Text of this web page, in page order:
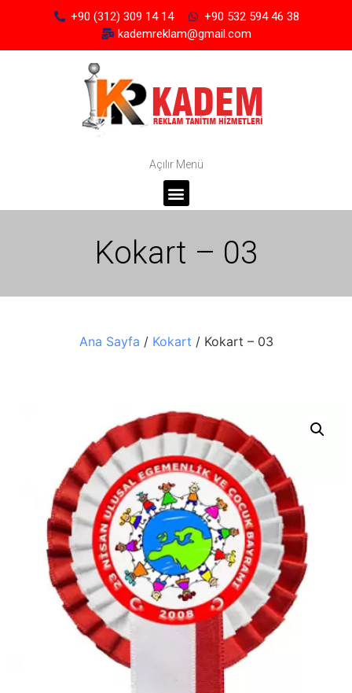
+90 (312) 309 14 14
+90 532 594 46 38
kademreklam@gmail.com
Açılır Menü
Kokart – 03
Ana Sayfa / Kokart / Kokart – 03